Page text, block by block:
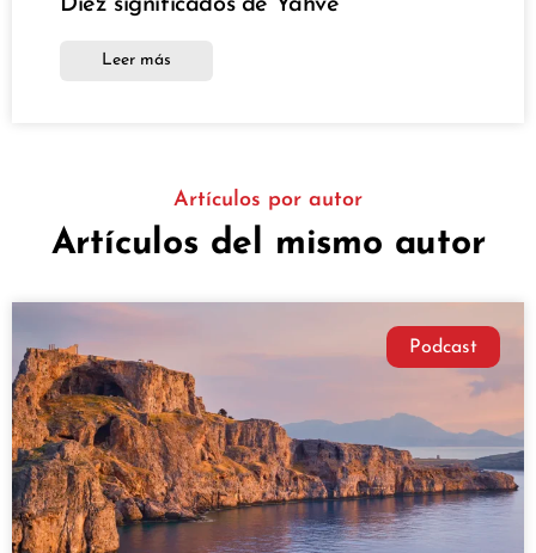
Diez significados de Yahvé
Leer más
Artículos por autor
Artículos del mismo autor
Podcast